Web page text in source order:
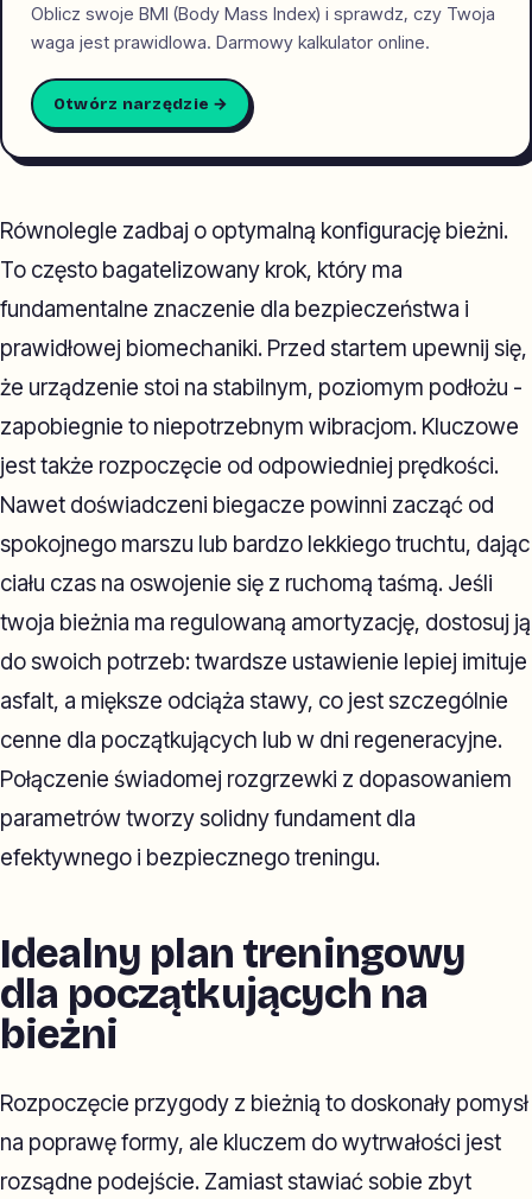
Oblicz swoje BMI (Body Mass Index) i sprawdz, czy Twoja
waga jest prawidlowa. Darmowy kalkulator online.
Otwórz narzędzie →
Równolegle zadbaj o optymalną konfigurację bieżni.
To często bagatelizowany krok, który ma
fundamentalne znaczenie dla bezpieczeństwa i
prawidłowej biomechaniki. Przed startem upewnij się,
że urządzenie stoi na stabilnym, poziomym podłożu -
zapobiegnie to niepotrzebnym wibracjom. Kluczowe
jest także rozpoczęcie od odpowiedniej prędkości.
Nawet doświadczeni biegacze powinni zacząć od
spokojnego marszu lub bardzo lekkiego truchtu, dając
ciału czas na oswojenie się z ruchomą taśmą. Jeśli
twoja bieżnia ma regulowaną amortyzację, dostosuj ją
do swoich potrzeb: twardsze ustawienie lepiej imituje
asfalt, a miększe odciąża stawy, co jest szczególnie
cenne dla początkujących lub w dni regeneracyjne.
Połączenie świadomej rozgrzewki z dopasowaniem
parametrów tworzy solidny fundament dla
efektywnego i bezpiecznego treningu.
Idealny plan treningowy
dla początkujących na
bieżni
Rozpoczęcie przygody z bieżnią to doskonały pomysł
na poprawę formy, ale kluczem do wytrwałości jest
rozsądne podejście. Zamiast stawiać sobie zbyt